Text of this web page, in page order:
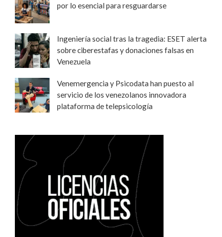
por lo esencial para resguardarse
Ingeniería social tras la tragedia: ESET alerta
sobre ciberestafas y donaciones falsas en
Venezuela
Venemergencia y Psicodata han puesto al
servicio de los venezolanos innovadora
plataforma de telepsicología